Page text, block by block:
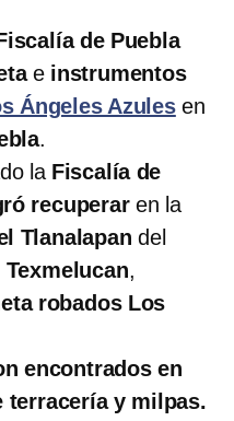
de Puebla
e instrumentos
Ángeles Azulesen
.
la Fiscalía de
recuperar en la
Tlanalapandel
,
robados Los
encontrados en
terracería y milpas.